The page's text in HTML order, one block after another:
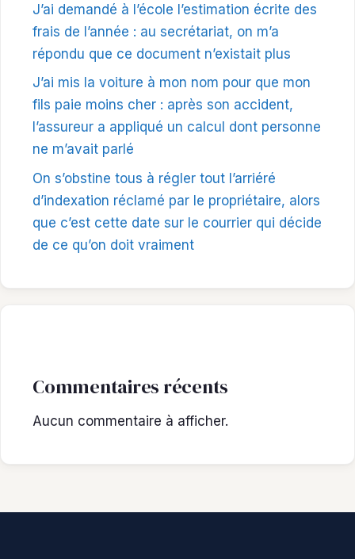
J’ai demandé à l’école l’estimation écrite des
frais de l’année : au secrétariat, on m’a
répondu que ce document n’existait plus
J’ai mis la voiture à mon nom pour que mon
fils paie moins cher : après son accident,
l’assureur a appliqué un calcul dont personne
ne m’avait parlé
On s’obstine tous à régler tout l’arriéré
d’indexation réclamé par le propriétaire, alors
que c’est cette date sur le courrier qui décide
de ce qu’on doit vraiment
Commentaires récents
Aucun commentaire à afficher.